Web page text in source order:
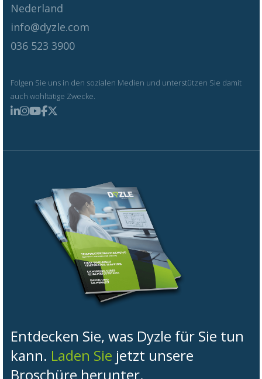
Nederland
info@dyzle.com
036 523 3900
Folgen Sie uns in den sozialen Medien und unterstützen Sie damit
auch wohltätige Zwecke.
Entdecken Sie, was Dyzle für Sie tun
kann. Laden Sie jetzt unsere
Broschüre herunter.